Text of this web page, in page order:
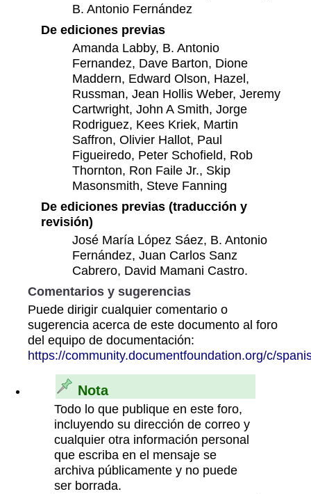
B. Antonio Fernández
De ediciones previas
Amanda Labby, B. Antonio
Fernandez, Dave Barton, Dione
Maddern, Edward Olson, Hazel,
Russman, Jean Hollis Weber, Jeremy
Cartwright, John A Smith, Jorge
Rodriguez, Kees Kriek, Martin
Saffron, Olivier Hallot, Paul
Figueiredo, Peter Schofield, Rob
Thornton, Ron Faile Jr., Skip
Masonsmith, Steve Fanning
De ediciones previas (traducción y
revisión)
José María López Sáez, B. Antonio
Fernández, Juan Carlos Sanz
Cabrero, David Mamani Castro.
Comentarios y sugerencias
Puede dirigir cualquier comentario o
sugerencia acerca de este documento al foro
del equipo de documentación:
https://community.documentfoundation.org/c/
Nota
Todo lo que publique en este foro,
incluyendo su dirección de correo y
cualquier otra información personal
que escriba en el mensaje se
archiva públicamente y no puede
ser borrada.